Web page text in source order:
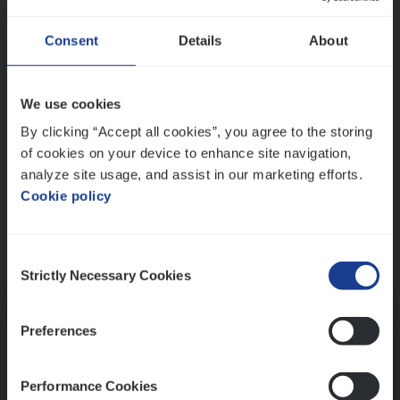
Consent Details About
We use cookies
By clicking “Accept all cookies”, you agree to the storing
of cookies on your device to enhance site navigation,
analyze site usage, and assist in our marketing efforts.
Cookie policy
Selection
Strictly Necessary Cookies
Preferences
Performance Cookies
Ons sollicitatieproces